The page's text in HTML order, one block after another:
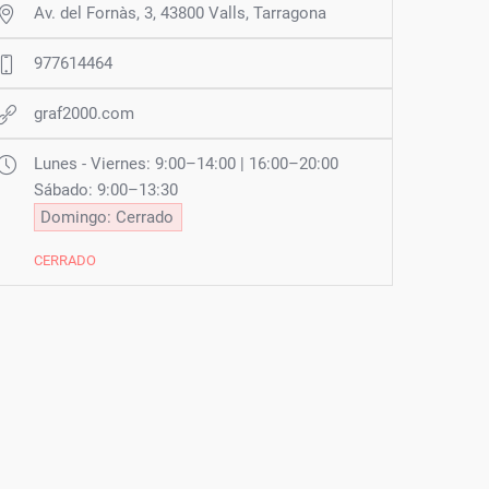
Av. del Fornàs, 3, 43800 Valls, Tarragona
977614464
graf2000.com
Lunes - Viernes: 9:00–14:00 | 16:00–20:00
Sábado: 9:00–13:30
Domingo: Cerrado
CERRADO